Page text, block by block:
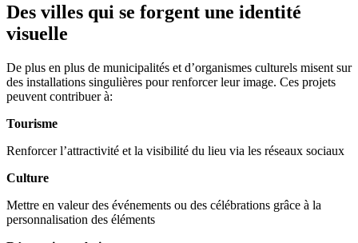
Des villes qui se forgent une identité
visuelle
De plus en plus de municipalités et d’organismes culturels misent sur
des installations singulières pour renforcer leur image. Ces projets
peuvent contribuer à:
Tourisme
Renforcer l’attractivité et la visibilité du lieu via les réseaux sociaux
Culture
Mettre en valeur des événements ou des célébrations grâce à la
personnalisation des éléments